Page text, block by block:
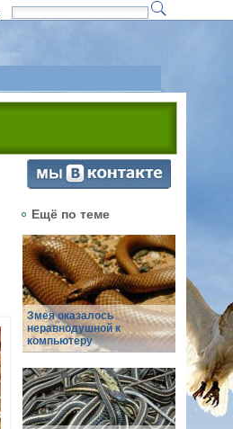
Ещё по теме
Змея оказалось
неравнодушной к
компьютеру